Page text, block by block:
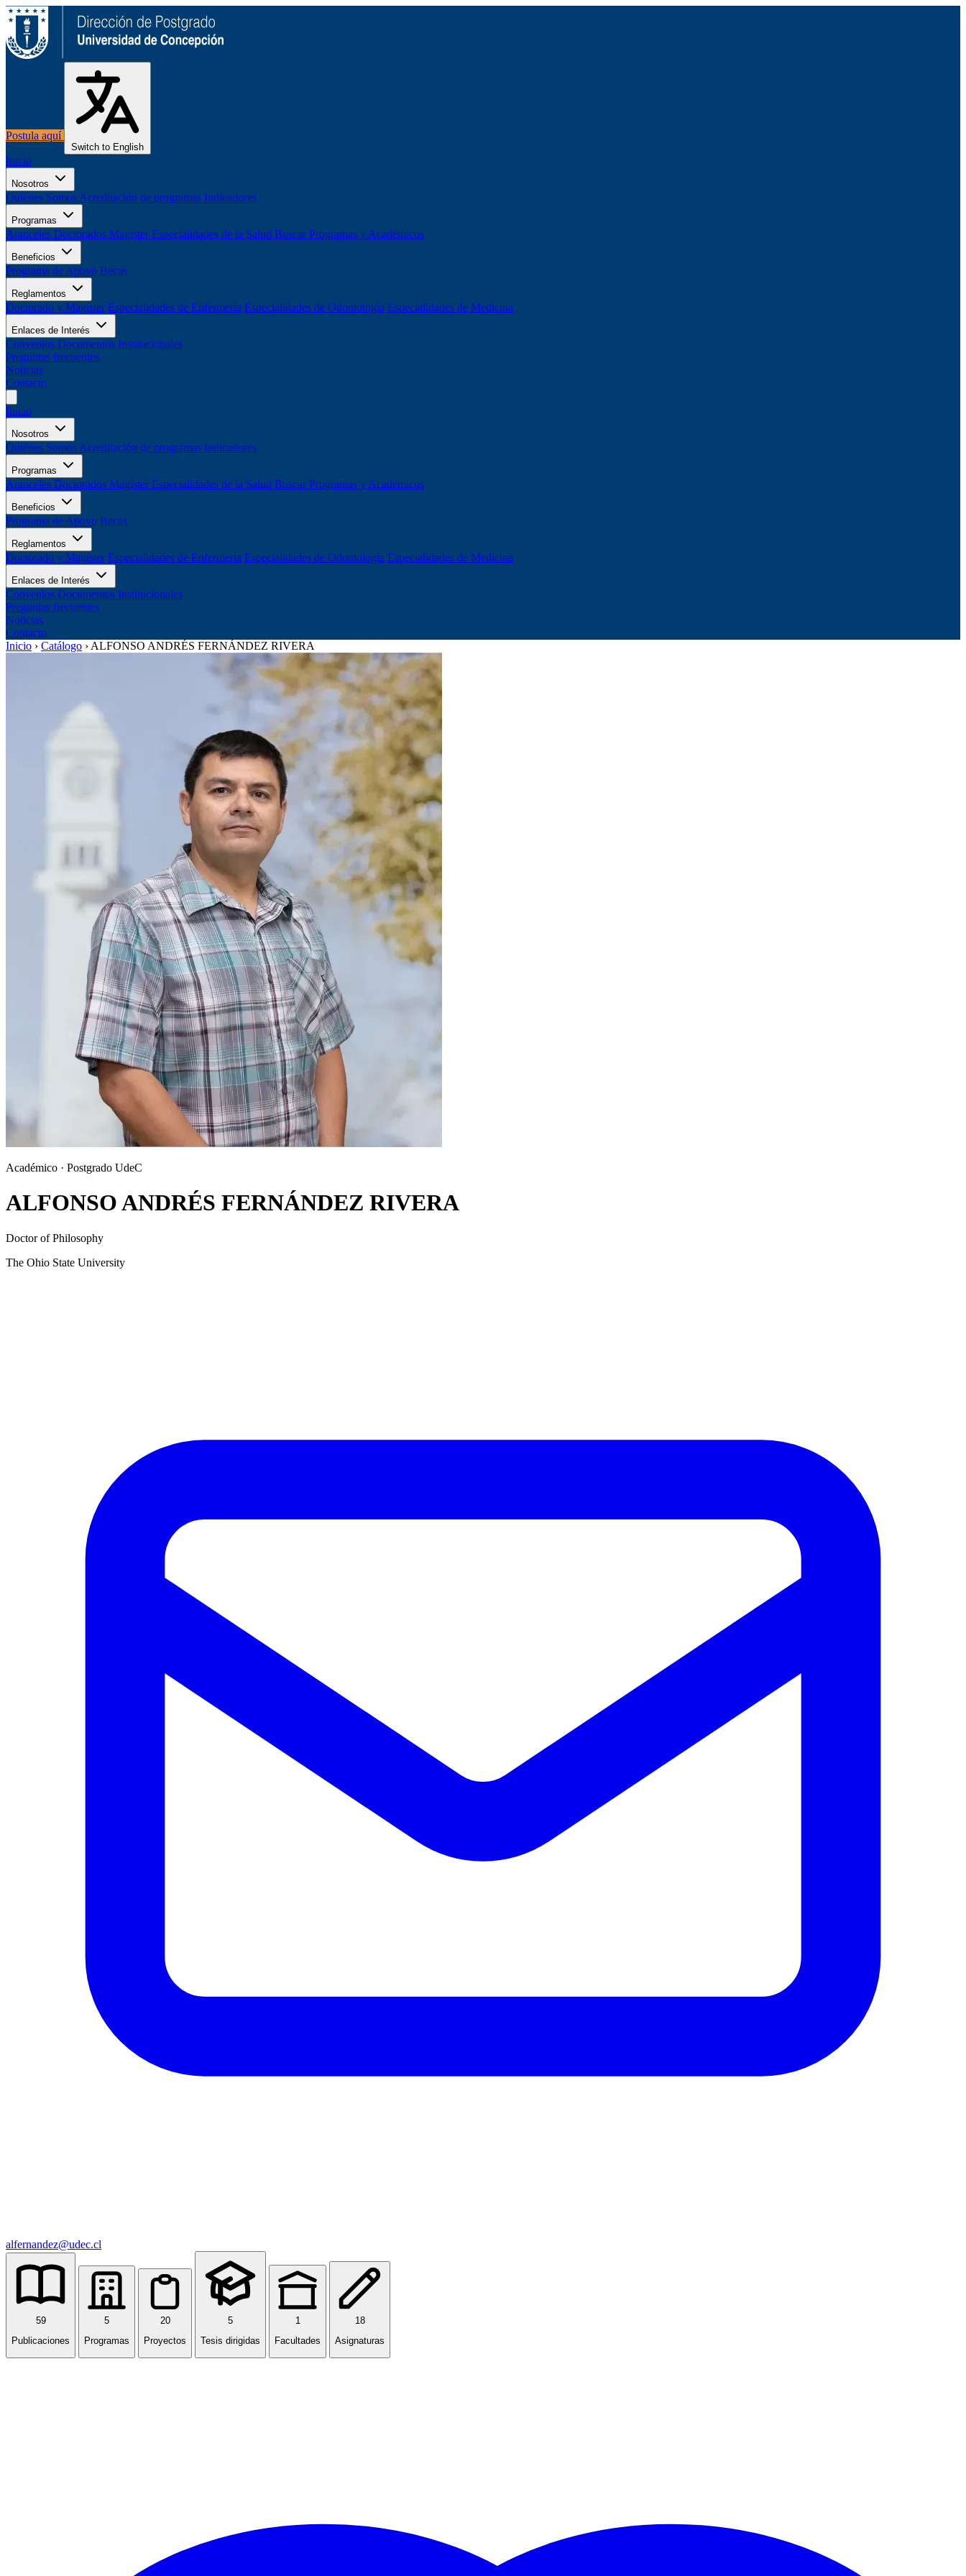
Postula aquí
Switch to English
Inicio
Nosotros
Quiénes Somos Acreditación de programas Indicadores
Programas
Aranceles Doctorados Magíster Especialidades de la Salud Buscar Programas y Académicos
Beneficios
Programa de Apoyo Becas
Reglamentos
Doctorado y Magíster Especialidades de Enfermería Especialidades de Odontología Especialidades de Medicina
Enlaces de Interés
Convenios Documentos Institucionales
Preguntas frecuentes
Noticias
Contacto
Inicio
Nosotros
Quiénes Somos Acreditación de programas Indicadores
Programas
Aranceles Doctorados Magíster Especialidades de la Salud Buscar Programas y Académicos
Beneficios
Programa de Apoyo Becas
Reglamentos
Doctorado y Magíster Especialidades de Enfermería Especialidades de Odontología Especialidades de Medicina
Enlaces de Interés
Convenios Documentos Institucionales
Preguntas frecuentes
Noticias
Contacto
Inicio › Catálogo › ALFONSO ANDRÉS FERNÁNDEZ RIVERA
Académico · Postgrado UdeC
ALFONSO ANDRÉS FERNÁNDEZ RIVERA
Doctor of Philosophy
The Ohio State University
alfernandez@udec.cl
59
Publicaciones
5
Programas
20
Proyectos
5
Tesis dirigidas
1
Facultades
18
Asignaturas